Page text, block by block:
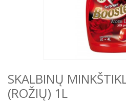
SKALBINŲ
(ROŽIŲ) 1L